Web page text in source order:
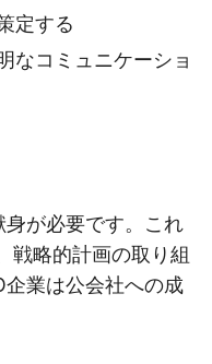
定する
なコミュニケーショ
が必要です。これ
戦略的計画の取り組
業は公会社への成